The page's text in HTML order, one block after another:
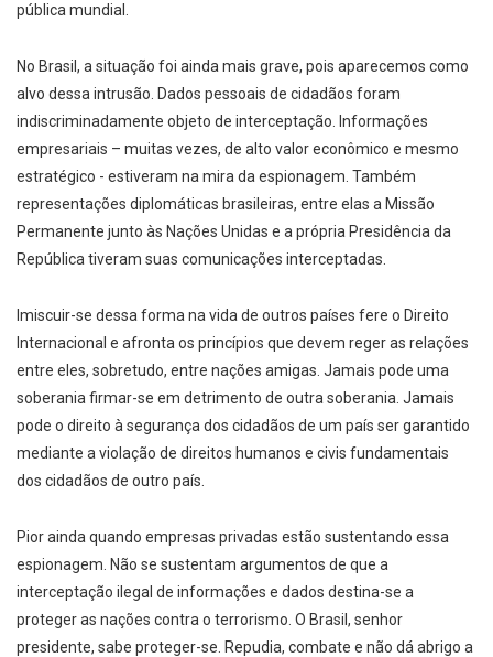
pública mundial.
No Brasil, a situação foi ainda mais grave, pois aparecemos como
alvo dessa intrusão. Dados pessoais de cidadãos foram
indiscriminadamente objeto de interceptação. Informações
empresariais – muitas vezes, de alto valor econômico e mesmo
estratégico - estiveram na mira da espionagem. Também
representações diplomáticas brasileiras, entre elas a Missão
Permanente junto às Nações Unidas e a própria Presidência da
República tiveram suas comunicações interceptadas.
Imiscuir-se dessa forma na vida de outros países fere o Direito
Internacional e afronta os princípios que devem reger as relações
entre eles, sobretudo, entre nações amigas. Jamais pode uma
soberania firmar-se em detrimento de outra soberania. Jamais
pode o direito à segurança dos cidadãos de um país ser garantido
mediante a violação de direitos humanos e civis fundamentais
dos cidadãos de outro país.
Pior ainda quando empresas privadas estão sustentando essa
espionagem. Não se sustentam argumentos de que a
interceptação ilegal de informações e dados destina-se a
proteger as nações contra o terrorismo. O Brasil, senhor
presidente, sabe proteger-se. Repudia, combate e não dá abrigo a